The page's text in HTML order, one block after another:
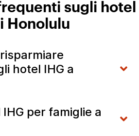
sugli hotel
Honolulu
hotel IHG a
per famiglie a